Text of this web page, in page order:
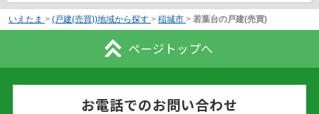
いえたま > (戸建(売買))地域から探す > 稲城市 > 若葉台の戸建(売買)
ページトップへ
お電話でのお問い合わせ